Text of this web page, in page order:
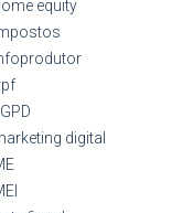
equity
digital